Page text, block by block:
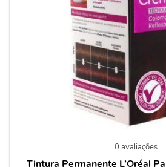
0 avaliações
Tintura Permanente L’Oréal